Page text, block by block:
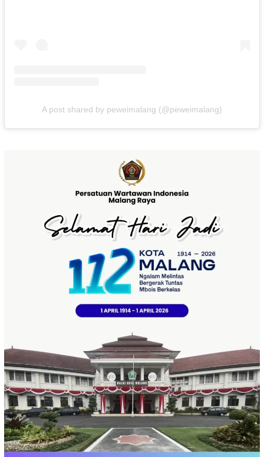
A post shared by peweimalang (@peweimalang)